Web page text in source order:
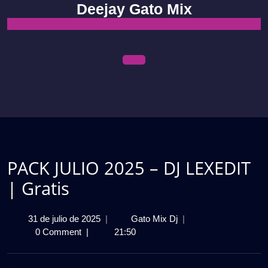
content
Deejay Gato Mix
PACK JULIO 2025 – DJ LEXEDIT
| Gratis
31 de julio de 202531| Gato Mix DjPACK
|
0 Comment | 21:50